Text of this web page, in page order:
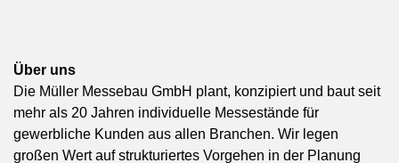
Über uns
Die Müller Messebau GmbH plant, konzipiert und baut seit
mehr als 20 Jahren individuelle Messestände für
gewerbliche Kunden aus allen Branchen. Wir legen
großen Wert auf strukturiertes Vorgehen in der Planung